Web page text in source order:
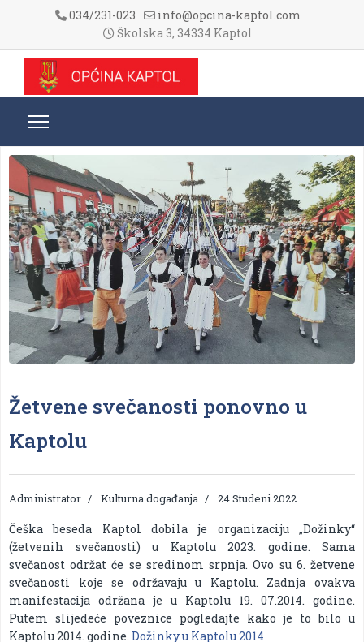
034/231-023
info@opcina-kaptol.com
Školska 3, 34334 Kaptol
Žetvene svečanosti ponovno u
Kaptolu
Administrator Kulturna događanja 24 Studeni 2022
Češka beseda Kaptol dobila je organizaciju „Dožinky“
(žetvenih svečanosti) u Kaptolu 2023. godine. Sama
svečanost održat će se sredinom srpnja. Ovo su 6. žetvene
svečanosti koje se održavaju u Kaptolu. Zadnja ovakva
manifestacija održana je u Kaptolu 19. 07.2014. godine.
Putem slijedeće poveznice pogledajte kako je to bilo u
Kaptolu 2014. godine. Dožinky u Kaptolu 2014